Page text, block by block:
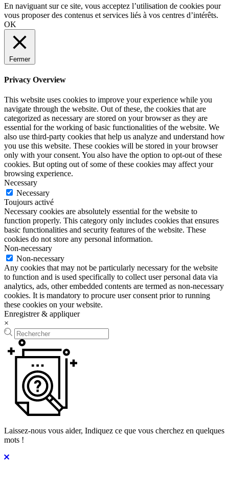
En naviguant sur ce site, vous acceptez l’utilisation de cookies pour
vous proposer des contenus et services liés à vos centres d’intérêts.
OK
Fermer
Privacy Overview
This website uses cookies to improve your experience while you
navigate through the website. Out of these, the cookies that are
categorized as necessary are stored on your browser as they are
essential for the working of basic functionalities of the website. We
also use third-party cookies that help us analyze and understand how
you use this website. These cookies will be stored in your browser
only with your consent. You also have the option to opt-out of these
cookies. But opting out of some of these cookies may affect your
browsing experience.
Necessary
Necessary
Toujours activé
Necessary cookies are absolutely essential for the website to
function properly. This category only includes cookies that ensures
basic functionalities and security features of the website. These
cookies do not store any personal information.
Non-necessary
Non-necessary
Any cookies that may not be particularly necessary for the website
to function and is used specifically to collect user personal data via
analytics, ads, other embedded contents are termed as non-necessary
cookies. It is mandatory to procure user consent prior to running
these cookies on your website.
Enregistrer & appliquer
×
Laissez-nous vous aider, Indiquez ce que vous cherchez en quelques
mots !